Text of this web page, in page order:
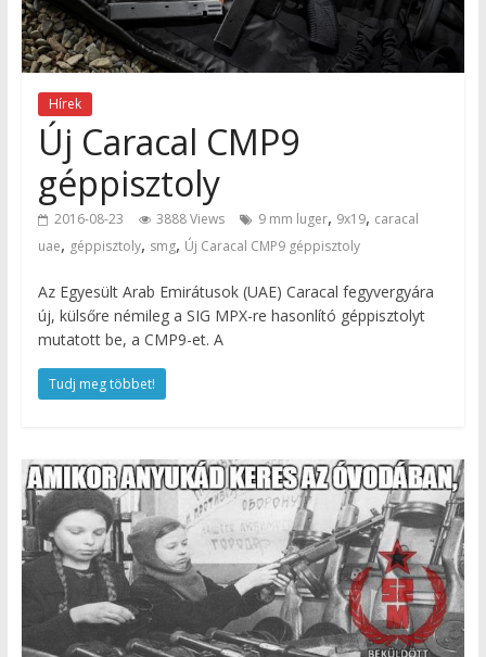
Hírek
Új Caracal CMP9
géppisztoly
2016-08-23 3888 Views 9 mm luger, 9x19, caracal
uae, géppisztoly, smg, Új Caracal CMP9 géppisztoly
Az Egyesült Arab Emirátusok (UAE) Caracal fegyvergyára
új, külsőre némileg a SIG MPX-re hasonlító géppisztolyt
mutatott be, a CMP9-et. A
Tudj meg többet!